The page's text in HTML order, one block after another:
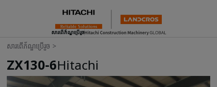
សារពើភ័ណ្ឌប្រើរួច
សារពើភ័ណ្ឌប្រើរួច >
ZX130-6Hitachi
Photos & Videos